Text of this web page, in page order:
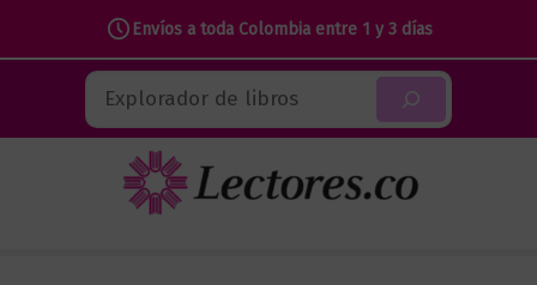
Envíos a toda Colombia entre 1 y 3 días
contenido
Buscar